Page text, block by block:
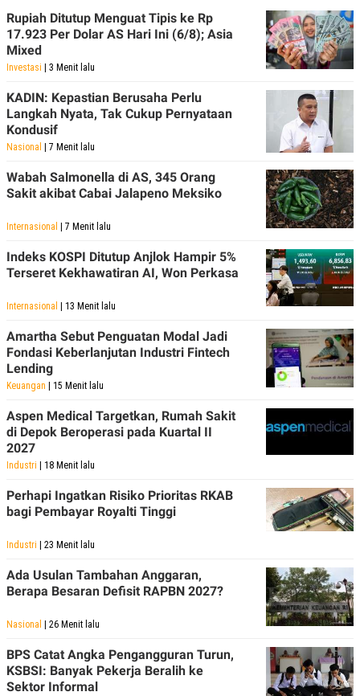
Rupiah Ditutup Menguat Tipis ke Rp
17.923 Per Dolar AS Hari Ini (6/8); Asia
Mixed
Investasi | 3 Menit lalu
KADIN: Kepastian Berusaha Perlu
Langkah Nyata, Tak Cukup Pernyataan
Kondusif
Nasional | 7 Menit lalu
Wabah Salmonella di AS, 345 Orang
Sakit akibat Cabai Jalapeno Meksiko
Internasional | 7 Menit lalu
Indeks KOSPI Ditutup Anjlok Hampir 5%
Terseret Kekhawatiran AI, Won Perkasa
Internasional | 13 Menit lalu
Amartha Sebut Penguatan Modal Jadi
Fondasi Keberlanjutan Industri Fintech
Lending
Keuangan | 15 Menit lalu
Aspen Medical Targetkan, Rumah Sakit
di Depok Beroperasi pada Kuartal II
2027
Industri | 18 Menit lalu
Perhapi Ingatkan Risiko Prioritas RKAB
bagi Pembayar Royalti Tinggi
Industri | 23 Menit lalu
Ada Usulan Tambahan Anggaran,
Berapa Besaran Defisit RAPBN 2027?
Nasional | 26 Menit lalu
BPS Catat Angka Pengangguran Turun,
KSBSI: Banyak Pekerja Beralih ke
Sektor Informal